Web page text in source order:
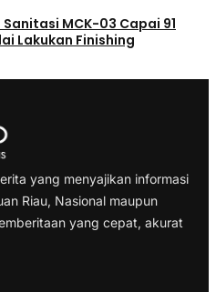
MCK-03 Capai 91
Lakukan Finishing
yang menyajikan informasi
Riau, Nasional maupun
yang cepat, akurat